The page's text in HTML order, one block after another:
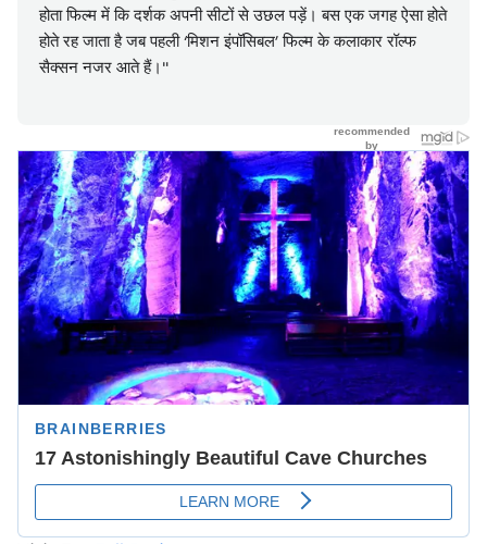
होता फिल्म में कि दर्शक अपनी सीटों से उछल पड़ें। बस एक जगह ऐसा होते
होते रह जाता है जब पहली ‘मिशन इंपॉसिबल’ फिल्म के कलाकार रॉल्फ
सैक्सन नजर आते हैं।"